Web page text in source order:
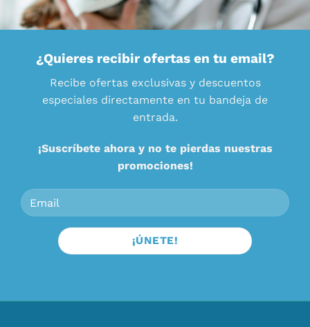
¿Quieres recibir ofertas en tu email?
Recibe ofertas exclusivas y descuentos
especiales directamente en tu bandeja de
entrada.
¡Suscríbete ahora y no te pierdas nuestras
promociones!